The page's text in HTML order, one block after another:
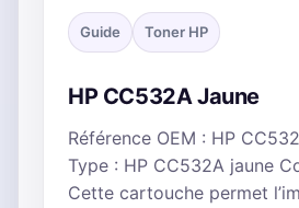
Guide Toner HP
HP CC532A Jaune
Référence OEM : HP
Type : HP CC532A jaune
Cette cartouche permet